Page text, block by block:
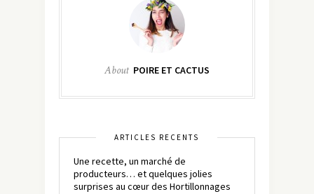
About POIRE ET CACTUS
ARTICLES RÉCENTS
Une recette, un marché de
producteurs… et quelques jolies
surprises au cœur des Hortillonnages